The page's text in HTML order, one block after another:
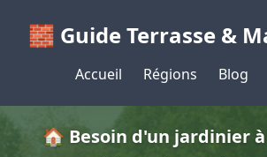
🧱 Guide Terrasse &
Accueil Régions Blog
🏠 Besoin d'un jardinier à